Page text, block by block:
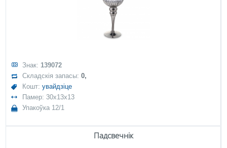
Знак: 139072
Складскія запасы:0,
Кошт:увайдзіце
Памер: 30x13x13
Упакоўка 12/1
Падсвечнік